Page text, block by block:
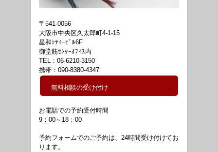
〒541-0056
大阪市中央区久太郎町4-1-15
星和ｼﾃｨｰﾋﾞﾙ6F
御堂筋ｾﾝﾀｰｵﾌｨｽ内
TEL：06-6210-3150
携帯：090-8380-4347
無料相談の受け付け
お電話での予約受付時間
9：00～18 ：00
予約フォームでのご予約は、24時間受け付けてお
ります。